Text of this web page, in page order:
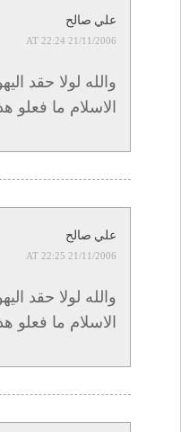
علي صالح
21/11/2006 AT 22:24
والله لولا حقد
الاسلام ما فعلو
علي صالح
21/11/2006 AT 22:25
والله لولا حقد
الاسلام ما فعلو